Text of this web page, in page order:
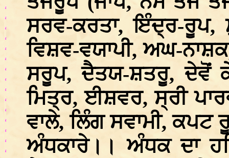
ਸਰਵ-ਕਰਤਾ, ਇੰਦ੍ਰ-ਰੂਪ,
ਵਿਸ਼ਵ-ਵਯਾਪੀ, ਅਘ-
ਸਰੂਪ, ਦੈਤਯ-ਸ਼ਤਰੂ, ਦੇਵੋਂ ਕੇ
ਮਿਤ੍ਰ, ਈਸ਼ਵਰ, ਸ੍ਰੀ
ਵਾਲੇ, ਲਿੰਗ ਸਵਾਮੀ,
ਅੰਧਕਾਰੇ।। ਅੰਧਕ ਦਾ